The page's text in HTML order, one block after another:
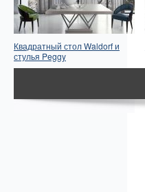
Квадратный стол Waldorf и
стулья Peggy